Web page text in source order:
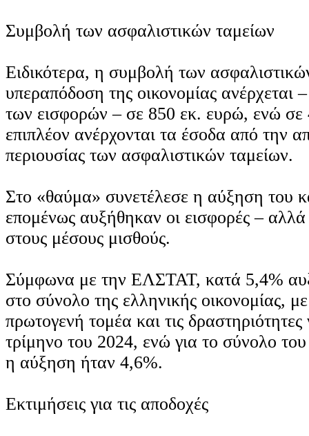
Συμβολή των ασφαλιστικών ταμείων
Ειδικότερα, η συμβολή των
υπεραπόδοση της οικονομίας ανέρχεται
των εισφορών – σε 850 εκ. ευρώ, ενώ
επιπλέον ανέρχονται τα έσοδα από την
περιουσίας των ασφαλιστικών ταμείων.
Στο «θαύμα» συνετέλεσε η αύξηση του
επομένως αυξήθηκαν οι εισφορές – αλλά
στους μέσους μισθούς.
Σύμφωνα με την ΕΛΣΤΑΤ, κατά 5,4%
στο σύνολο της ελληνικής οικονομίας,
πρωτογενή τομέα και τις
τρίμηνο του 2024, ενώ για το σύνολο
η αύξηση ήταν 4,6%.
Εκτιμήσεις για τις αποδοχές